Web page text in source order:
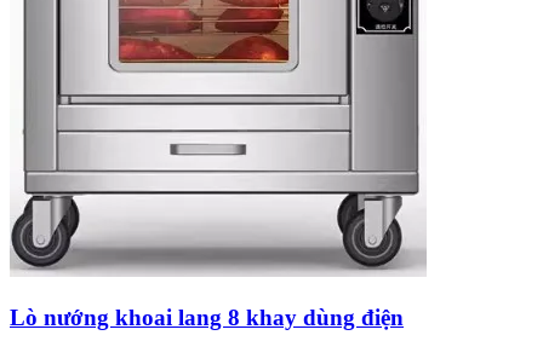
Lò nướng khoai lang 8 khay dùng điện